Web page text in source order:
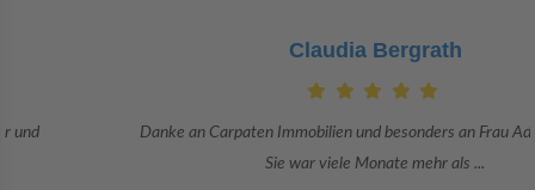
Claudia Bergrath
Danke an Carpaten Immobilien und besonders an Frau Adriana Sarca.
Sie war viele Monate mehr als ...